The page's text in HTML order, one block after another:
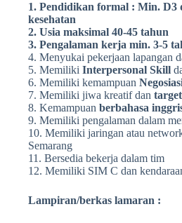
1. Pendidikan formal : Min. D3
kesehatan
2. Usia maksimal 40-45 tahun
3. Pengalaman kerja min. 3-5
4. Menyukai pekerjaan lapangan
5. Memiliki Interpersonal Skill
6. Memiliki kemampuan
7. Memiliki jiwa kreatif dan
8. Kemampuan berbahasa
9. Memiliki pengalaman dalam
10. Memiliki jaringan atau
Semarang
11. Bersedia bekerja dalam tim
12. Memiliki SIM C dan
Lampiran/berkas lamaran :